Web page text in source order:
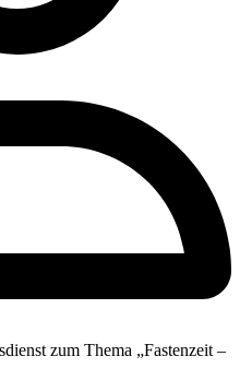
zum Thema „Fastenzeit –